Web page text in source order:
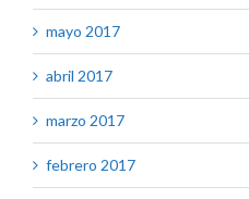
mayo 2017
abril 2017
marzo 2017
febrero 2017